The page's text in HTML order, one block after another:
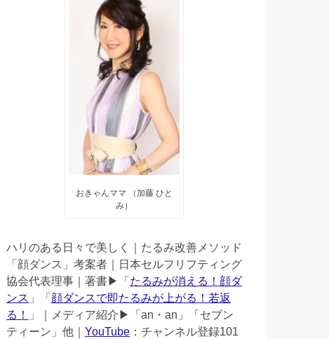
おきゃんママ （加藤 ひと
み）
ハリのある日々で美しく｜たるみ改善メソッド
「顔ダンス」考案者｜日本セルフリフティング
協会代表理事｜著書▶︎「 たるみが消える！顔ダ
ンス 」「 顔ダンスで即たるみが上がる！若返
る！
」｜メディア紹介▶︎「an・an」「セブン
ティーン」他｜ YouTube ：チャンネル登録101